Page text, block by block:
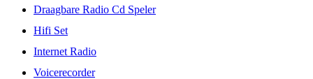
Draagbare Radio Cd Speler
Hifi Set
Internet Radio
Voicerecorder